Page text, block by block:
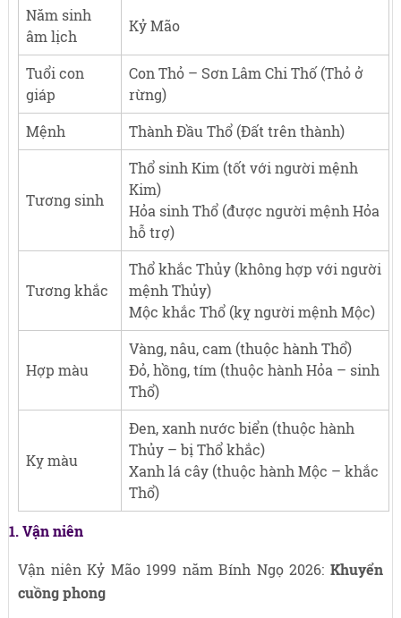
Năm sinh
âm lịch
Kỷ Mão
Tuổi con
giáp
Con Thỏ – Sơn Lâm Chi Thố (Thỏ ở
rừng)
Mệnh
Thành Đầu Thổ (Đất trên thành)
Tương sinh
Thổ sinh Kim (tốt với người mệnh
Kim)
Hỏa sinh Thổ (được người mệnh Hỏa
hỗ trợ)
Tương khắc
Thổ khắc Thủy (không hợp với người
mệnh Thủy)
Mộc khắc Thổ (kỵ người mệnh Mộc)
Hợp màu
Vàng, nâu, cam (thuộc hành Thổ)
Đỏ, hồng, tím (thuộc hành Hỏa – sinh
Thổ)
Kỵ màu
Đen, xanh nước biển (thuộc hành
Thủy – bị Thổ khắc)
Xanh lá cây (thuộc hành Mộc – khắc
Thổ)
1. Vận niên
Vận niên Kỷ Mão 1999 năm Bính Ngọ 2026:Khuyển
cuồng phong